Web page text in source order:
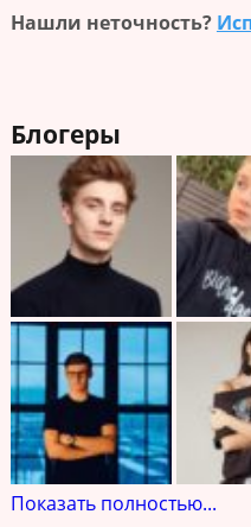
Нашли неточность?
Блогеры
Показать полностью...